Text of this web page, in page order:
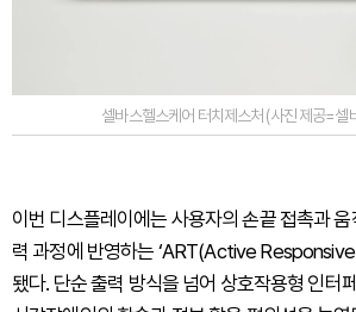
셀바스헬스케어 터치제스처 (사진 제공=셀
이번 디스플레이에는 사용자의 손끝 접촉과
력 과정에 반영하는 ‘ART(Active
됐다. 단순 출력 방식을 넘어 상호작용형 인터